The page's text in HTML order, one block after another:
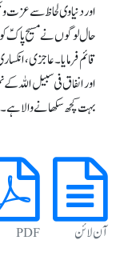
اور دنیاوی لحاظ سے عزت
حال لوگوں نے مسیح پاکؑ
قائم فرمایا۔ عاجزی ،
اور انفاق فی سبیل اللہ
بہت کچھ سکھانے والا ہے۔
آن لائن PDF